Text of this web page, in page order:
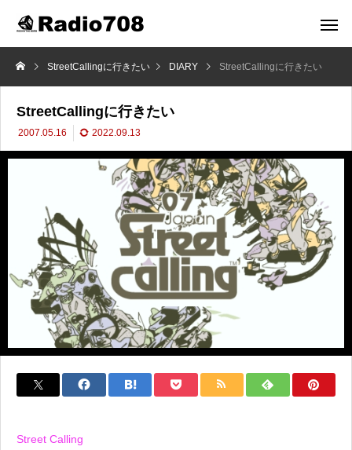
StreetCallingに行きたい DIARY StreetCallingに行きたい
StreetCallingに行きたい
2007.05.16 2022.09.13
Street Calling